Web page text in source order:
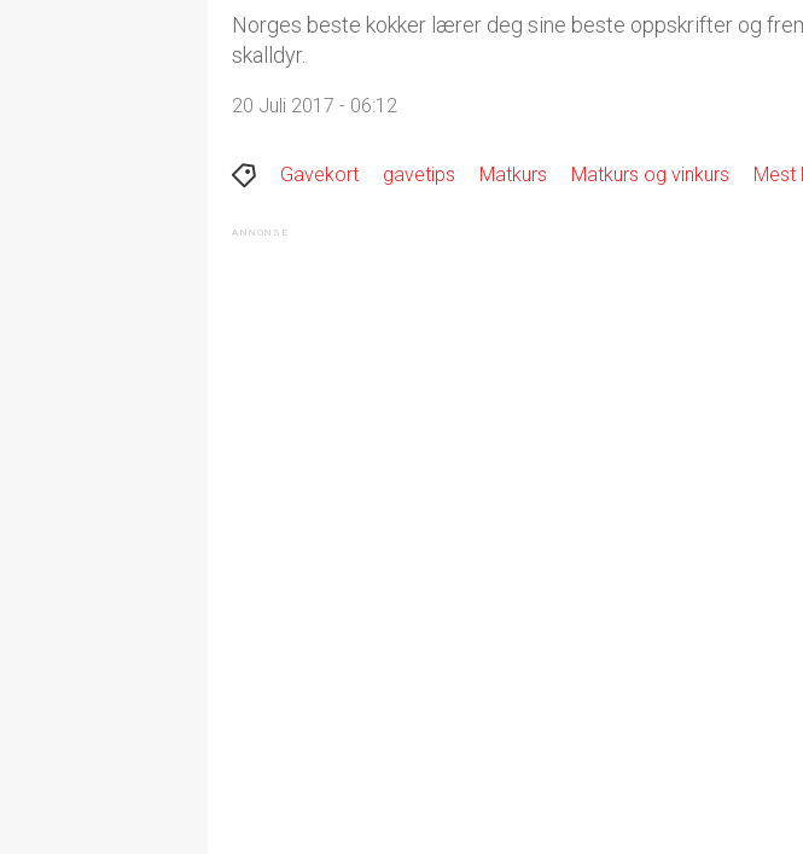
Norges beste kokker lærer deg sine beste oppskrifter og
skalldyr.
20 Juli 2017 - 06:12
Gavekort gavetips Matkurs Matkurs og vinkurs Mest